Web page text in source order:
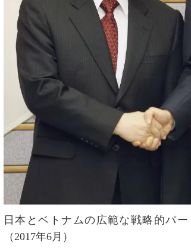
日本とベトナムの広範な戦略的パ
（ 2017年6月）